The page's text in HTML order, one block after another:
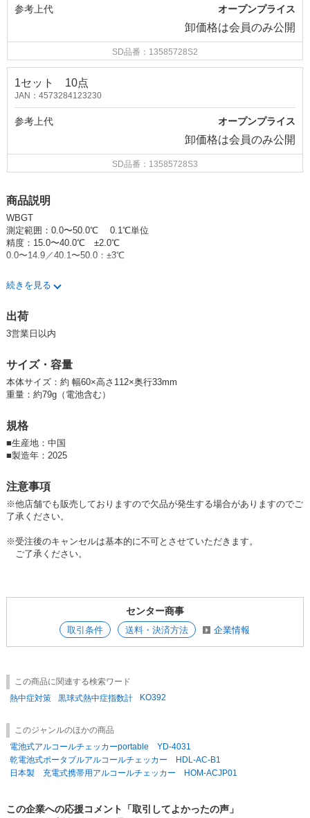
参考上代 オープンプライス
卸価格は会員のみ公開
SD品番：13585728S2
1セット 10点
JAN：4573284123230
参考上代 オープンプライス
卸価格は会員のみ公開
SD品番：13585728S3
商品説明
WBGT
測定範囲：0.0〜50.0℃ 0.1℃単位
精度：15.0〜40.0℃ ±2.0℃
0.0〜14.9／40.1〜50.0：±3℃
温度（気温） 測定範囲：－9.9℃〜60.0℃ 0.1℃単位
精度：20.0〜50.0℃ ±0.6℃
湿度（相対湿度） 測定範囲：0.1〜99.9％ 0.1％単位
保管環境
温度：－10.0〜60.0℃
風速：0.3〜3m/s
使用環境 温度：5.0〜60.0℃
湿度：20.0〜80.0％（結露なきこと）
続きを見る
出荷
3営業日以内
サイズ・容量
本体サイズ：約 幅60×高さ112×奥行33mm
重量：約79g（電池含む）
規格
■生産地：中国
■製造年：2025
注意事項
※他店舗でも販売しておりますので欠品が発生する場合がありますのでご
了承ください。
※受注後のキャンセルは基本的に不可とさせていただきます。
ご了承ください。
センター商事
取引条件 送料・決済方法 企業情報
この商品に関連する検索ワード
熱中症対策
黒球式熱中症指数計 KO392
このジャンルのほかの商品
電池式アルコールチェッカーportable YD-4031
乾電池式ポータブルアルコールチェッカー HDL-AC-B1
日本製 充電式携帯用アルコールチェッカー HOM-ACJP01
この企業への応援コメント「取引してよかったの声」